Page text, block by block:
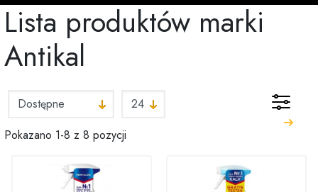
Lista produktów marki
Antikal
Pokazano 1-8 z 8 pozycji